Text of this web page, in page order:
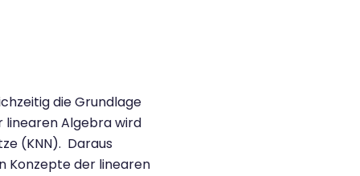
die Grundlage
linearen Algebra wird
(KNN). Daraus
Konzepte der linearen